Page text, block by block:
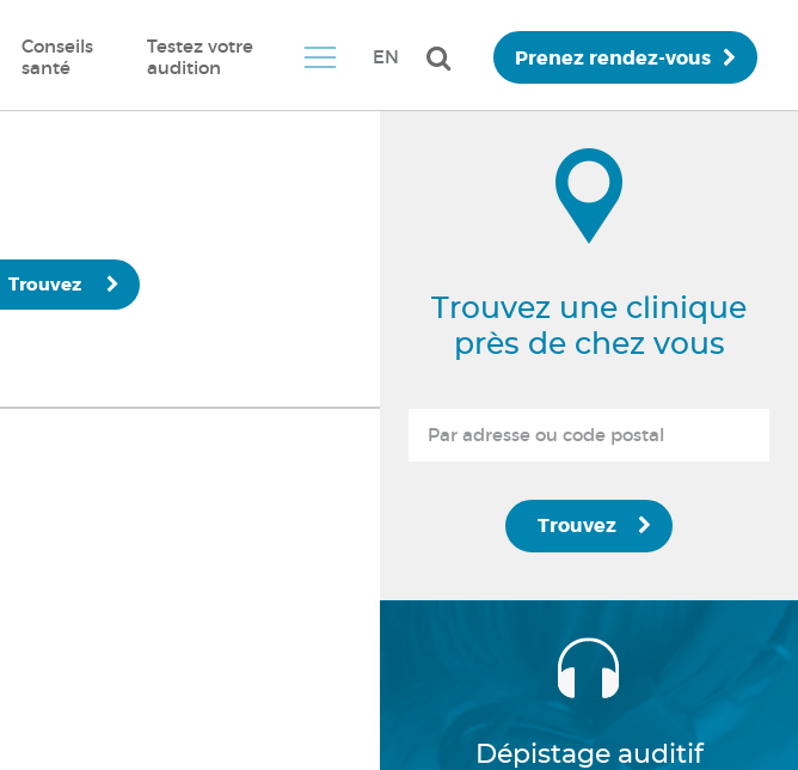
Conseils
santé
Testez votre
audition
EN Prenez rendez-vous
Trouvez
Trouvez une clinique
près de chez vous
Trouvez
Dépistage auditif